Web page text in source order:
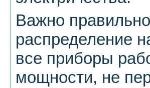
Важно
распределение
все приборы
мощности, не